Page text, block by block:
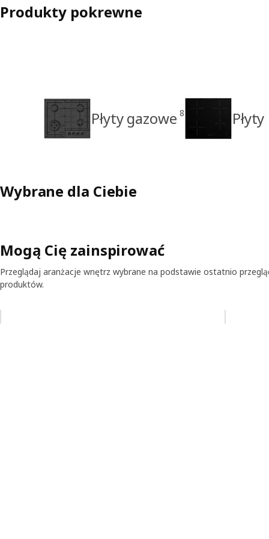
Produkty pokrewne
Płyty gazowe 8
Wybrane dla Ciebie
Mogą Cię zainspirować
Przeglądaj aranżacje wnętrz wybrane na podstawie ostatnio
produktów.